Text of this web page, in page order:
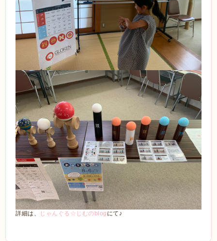
詳細は、 じゃんぐる☆じむのblog にて♪